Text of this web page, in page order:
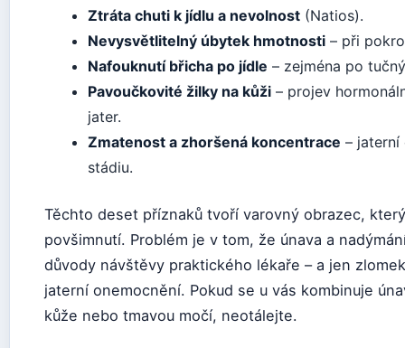
Ztráta chuti k jídlu a nevolnost (Natios).
Nevysvětlitelný úbytek hmotnosti – při
Nafouknutí břicha po jídle – zejména po
Pavoučkovité žilky na kůži – projev
jater.
Zmatenost a zhoršená koncentrace –
stádiu.
Těchto deset příznaků tvoří varovný obrazec,
povšimnutí. Problém je v tom, že únava a
důvody návštěvy praktického lékaře – a jen
jaterní onemocnění. Pokud se u vás kombinuje
kůže nebo tmavou močí, neotálejte.